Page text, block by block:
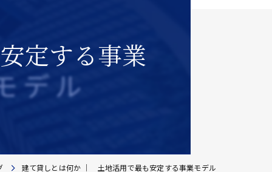
ジェクト・マネジメント
定する事業
建て貸しとは何か ｜ 土地活用で最も安定する事業モデル